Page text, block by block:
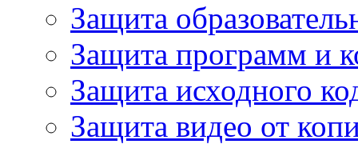
Защита
Защита программ и
Защита исходного
Защита видео от